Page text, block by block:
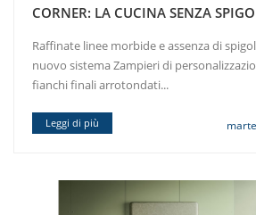
CORNER: LA CUCINA SENZA
Raffinate linee morbide e assenza di
nuovo sistema Zampieri di
fianchi finali arrotondati...
Leggi di più